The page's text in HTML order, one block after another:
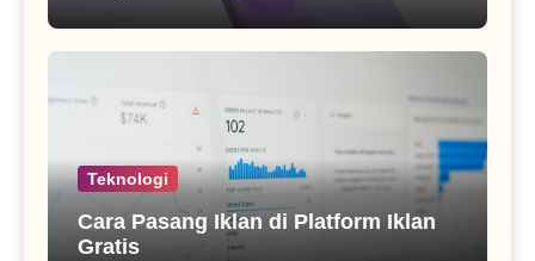
Teknologi
Cara Pasang Iklan di Platform Iklan
Gratis